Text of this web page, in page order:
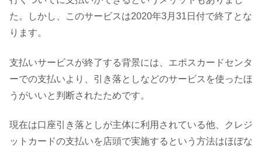
た。しかし、このサービスは2020年3月31日付で終了とな
ります。
支払いサービスが終了する背景には、エポスカードセンタ
ーでの支払いより、引き落としなどのサービスを使ったほ
うがいいと判断されたためです。
現在は口座引き落としが主体に利用されている他、クレジ
ットカードの支払いを店頭で実施するという方法はほぼな